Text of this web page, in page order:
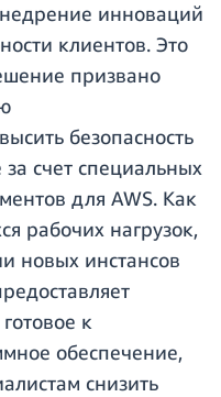
инноваций
клиентов. Это
призвано
безопасность
счет специальных
для AWS. Как
рабочих нагрузок,
новых инстансов
к
обеспечение,
снизить